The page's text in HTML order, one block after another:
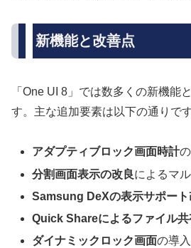
新機能と改善点
「One UI 8」では数多くの新機能
す。主な追加要素は以下の通りです
アダプティブロック画面時計
分割画面表示の改良によるマ
Samsung DeXの表示サポート
Quick Shareによるファイル
ダイナミックロック画面の導入